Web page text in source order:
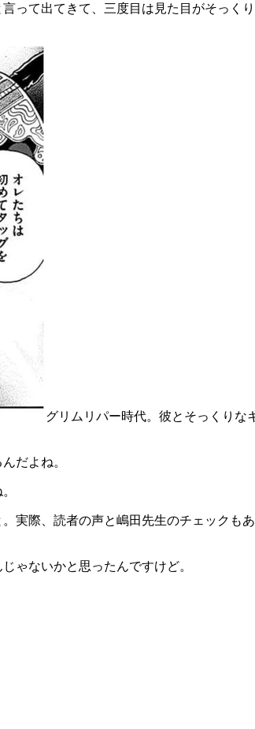
て出てきて、三度目は見た目がそっく
グリムリパー時代。彼とそっくりな
だよね。
際、読者の声と嶋田先生のチェックも
ゃないかと思ったんですけど。